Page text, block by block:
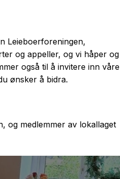
Leieboerforeningen,
og appeller, og vi håper og
også til å invitere inn våre
ønsker å bidra.
og medlemmer av lokallaget